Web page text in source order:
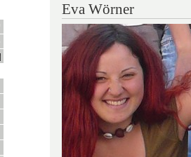
Eva Wörner